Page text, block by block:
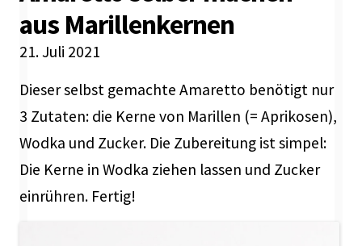
aus Marillenkernen
21. Juli 2021
Dieser selbst gemachte Amaretto benötigt nur
3 Zutaten: die Kerne von Marillen (= Aprikosen),
Wodka und Zucker. Die Zubereitung ist simpel:
Die Kerne in Wodka ziehen lassen und Zucker
einrühren. Fertig!